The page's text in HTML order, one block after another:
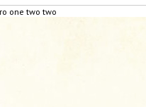
one two two